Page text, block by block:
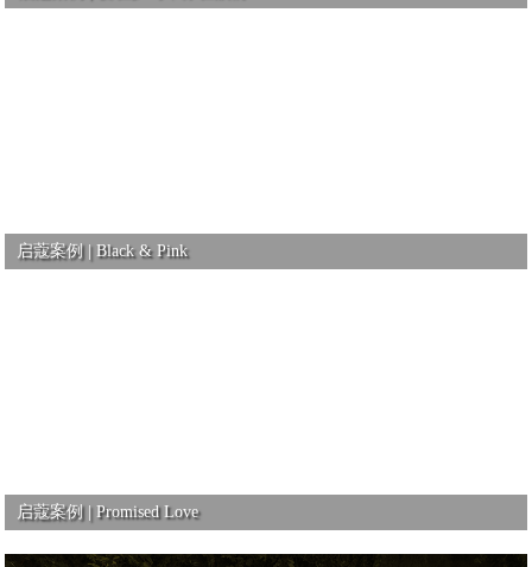
启蔻案例 | Black & Pink
启蔻案例 | Promised Love